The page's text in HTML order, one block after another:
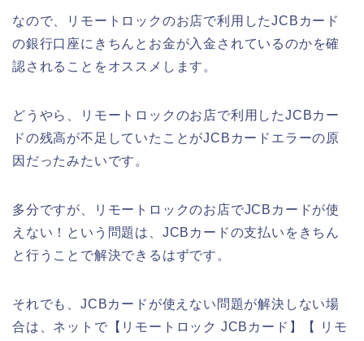
なので、リモートロックのお店で利用したJCBカード
の銀行口座にきちんとお金が入金されているのかを確
認されることをオススメします。
どうやら、リモートロックのお店で利用したJCBカー
ドの残高が不足していたことがJCBカードエラーの原
因だったみたいです。
多分ですが、リモートロックのお店でJCBカードが使
えない！という問題は、JCBカードの支払いをきちん
と行うことで解決できるはずです。
それでも、JCBカードが使えない問題が解決しない場
合は、ネットで【リモートロック JCBカード】【 リモ